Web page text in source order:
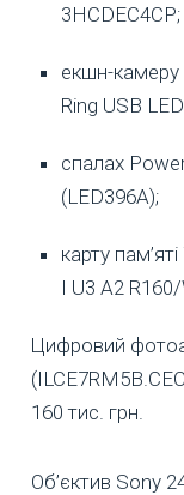
3HCDEC4CP;
екшн-камеру
Ring USB
спалах
(LED396A);
карту
I U3 A2
Цифровий
160 тис. грн.
Об’єктив Sony